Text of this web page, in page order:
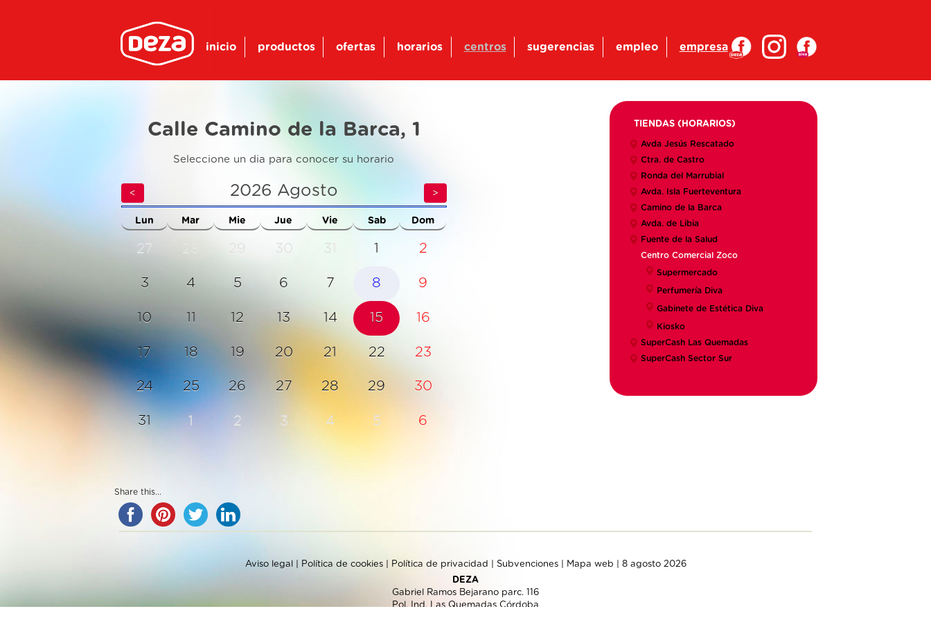
inicio productos ofertas horarios centros sugerencias empleo empresa
Calle Camino de la Barca, 1
Seleccione un dia para conocer su horario
< 2026 Agosto >
Lun Mar Mie Jue Vie Sab Dom
27 29 30 31 1 2
3 4 5 6 7 8 9
10 11 12 13 14 15 16
17 18 19 20 21 22 23
24 25 26 27 28 29 30
31 1 2 3 4 5 6
TIENDAS (HORARIOS)
Avda Jesús Rescatado
Ctra. de Castro
Ronda del Marrubial
Avda. Isla Fuerteventura
Camino de la Barca
Avda. de Libia
Fuente de la Salud
Centro Comercial Zoco
Supermercado
Perfumería Diva
Gabinete de Estética Diva
Kiosko
SuperCash Las Quemadas
SuperCash Sector Sur
Share this...
Aviso legal Política de cookies| Política de privacidad Subvenciones| Mapa web
8 agosto 2026
DEZA
Gabriel Ramos Bejarano parc. 116
Pol. Ind. Las Quemadas Córdoba